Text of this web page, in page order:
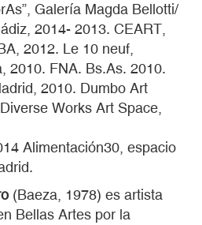
Galería Magda Bellotti/
2014- 2013. CEART,
2012. Le 10 neuf,
2010. FNA. Bs.As. 2010.
2010. Dumbo Art
Works Art Space,
Alimentación30, espacio
(Baeza, 1978) es artista
Bellas Artes por la